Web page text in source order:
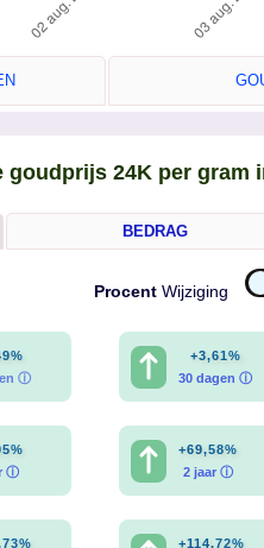
24K per gram
BEDRAG
ProcentWijziging
ⓘ
+3,61%
30 dagen ⓘ
ⓘ
+69,58%
2 jaar ⓘ
+114,72%